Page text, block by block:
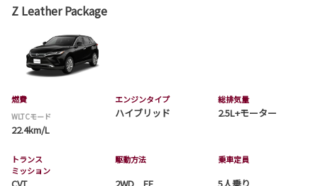
Z Leather Package
燃費
WLTCモード
22.4km/L
エンジンタイプ
ハイブリッド
総排気量
2.5L+モーター
トランス
ミッション
CVT
駆動方法
2WD FF
乗車定員
5人乗り